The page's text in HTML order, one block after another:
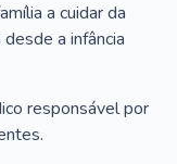
a cuidar da
a infância
responsável por